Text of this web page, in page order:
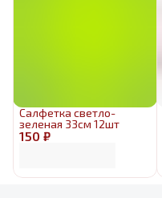
150 ₽
Салфетка светло-
зеленая 33см 12шт